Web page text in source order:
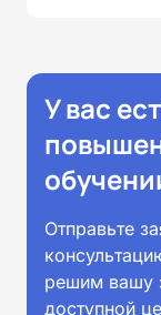
У вас
Отправьте
решим вашу
доступной